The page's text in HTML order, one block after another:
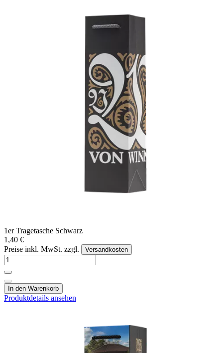
1er Tragetasche Schwarz
1,40 €
Preise inkl. MwSt. zzgl.
Versandkosten
In den Warenkorb
Produktdetails ansehen